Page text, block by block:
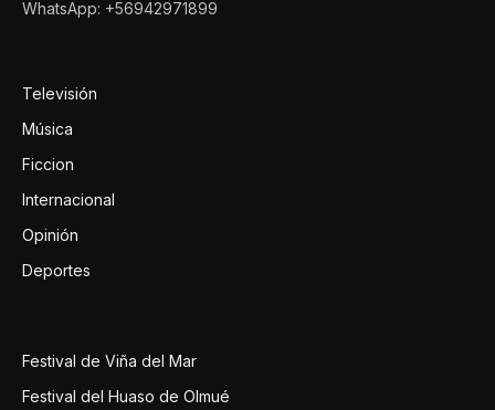
WhatsApp: +56942971899
Televisión
Música
Ficcion
Internacional
Opinión
Deportes
Festival de Viña del Mar
Festival del Huaso de Olmué